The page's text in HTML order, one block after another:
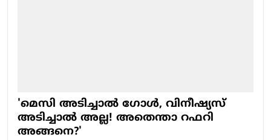
'മെസി അടിച്ചാൽ ​ഗോൾ, വിനീഷ്യസ്
അടിച്ചാൽ അല്ല! അതെന്താ റഫറി
അങ്ങനെ?'